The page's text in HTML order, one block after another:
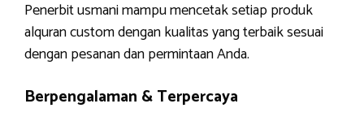
Penerbit usmani mampu mencetak setiap produk
alquran custom dengan kualitas yang terbaik sesuai
dengan pesanan dan permintaan Anda.
Berpengalaman & Terpercaya